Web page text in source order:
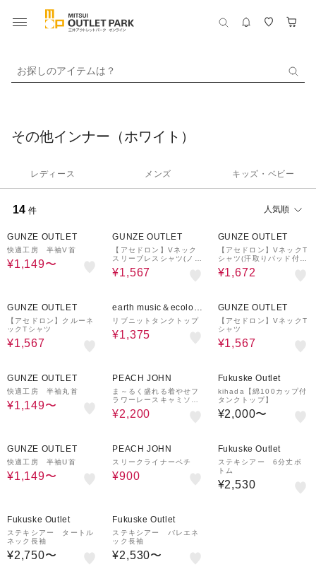
お探しのアイテムは？
その他インナー（ホワイト）
レディース メンズ キッズ・ベビー
14 件 人気順
GUNZE OUTLET
快適工房 半袖V首
¥1,149〜
GUNZE OUTLET
【アセドロン】Vネック
スリーブレスシャツ(ノー
スリーブ)
¥1,567
GUNZE OUTLET
【アセドロン】VネックT
シャツ(汗取りパッド付
き)(短袖)
¥1,672
GUNZE OUTLET
【アセドロン】クルーネ
ックTシャツ
¥1,567
earth music＆ecolog
y super premium stor
e
リブニットタンクトップ
¥1,375
GUNZE OUTLET
【アセドロン】VネックT
シャツ
¥1,567
GUNZE OUTLET
快適工房 半袖丸首
¥1,149〜
PEACH JOHN
ま～るく盛れる着やせフ
ラワーレースキャミソー
ル
¥2,200
Fukuske Outlet
kihada【綿100カップ付
タンクトップ】
¥2,000〜
GUNZE OUTLET
快適工房 半袖U首
¥1,149〜
PEACH JOHN
スリークライナーペチ
¥900
Fukuske Outlet
ステキシアー 6分丈ボ
トム
¥2,530
Fukuske Outlet
ステキシアー タートル
ネック長袖
¥2,750〜
Fukuske Outlet
ステキシアー バレエネ
ック長袖
¥2,530〜